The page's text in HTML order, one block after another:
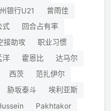
银行U21
曾雨佳
式
回合占有率
接助攻
职业习惯
洋 霍恩比
达马尔
西茨
范扎伊尔
胁坂泰斗
埃利亚斯
Pakhtakor